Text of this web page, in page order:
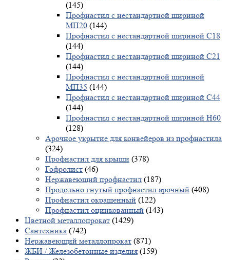
(145)
Профнастил с нестандартной шириной
МП20 (144)
Профнастил с нестандартной шириной С18
(144)
Профнастил с нестандартной шириной С21
(144)
Профнастил с нестандартной шириной
МП35 (144)
Профнастил с нестандартной шириной С44
(144)
Профнастил с нестандартной шириной Н60
(128)
Арочное укрытие для конвейеров из профнастила
(324)
Профнастил для крыши (378)
Гофролист (46)
Нержавеющий профнастил (187)
Продольно гнутый профнастил арочный (408)
Профнастил окрашенный (122)
Профнастил оцинкованный (143)
Цветной металлопрокат (1429)
Сантехника (742)
Нержавеющий металлопрокат (871)
ЖБИ / Железобетонные изделия (159)